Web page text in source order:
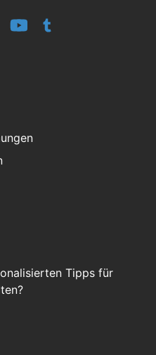
Tipps für